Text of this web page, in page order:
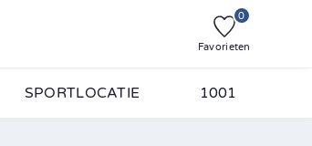
0
Favorieten
SPORTLOCATIE 1001